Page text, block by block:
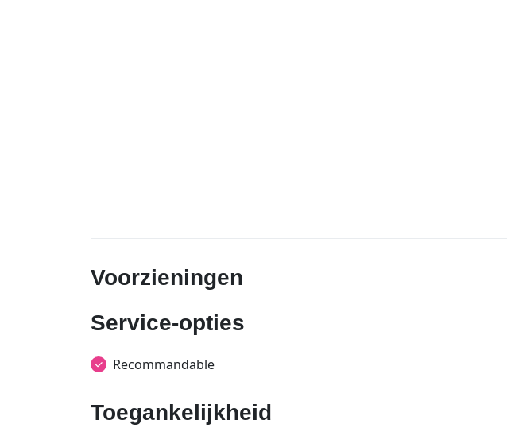
Voorzieningen
Service-opties
Recommandable
Toegankelijkheid